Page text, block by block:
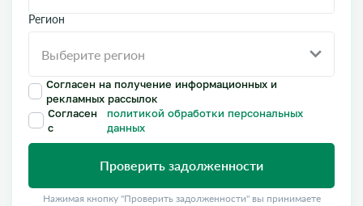
Регион
Согласен на получение информационных и
рекламных рассылок
Согласен
с
политикой обработки персональных
данных
Проверить задолженности
Нажимая кнопку "Проверить задолженности" вы принимаете